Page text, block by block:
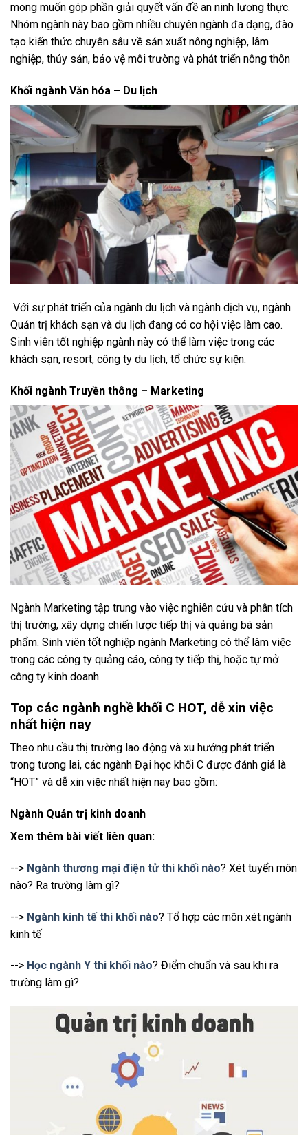
mong muốn góp phần giải quyết vấn đề an ninh lương thực.
Nhóm ngành này bao gồm nhiều chuyên ngành đa dạng, đào
tạo kiến thức chuyên sâu về sản xuất nông nghiệp, lâm
nghiệp, thủy sản, bảo vệ môi trường và phát triển nông thôn
Khối ngành Văn hóa – Du lịch
Với sự phát triển của ngành du lịch và ngành dịch vụ, ngành
Quản trị khách sạn và du lịch đang có cơ hội việc làm cao.
Sinh viên tốt nghiệp ngành này có thể làm việc trong các
khách sạn, resort, công ty du lịch, tổ chức sự kiện.
Khối ngành Truyền thông – Marketing
Ngành Marketing tập trung vào việc nghiên cứu và phân tích
thị trường, xây dựng chiến lược tiếp thị và quảng bá sản
phẩm. Sinh viên tốt nghiệp ngành Marketing có thể làm việc
trong các công ty quảng cáo, công ty tiếp thị, hoặc tự mở
công ty kinh doanh.
Top các ngành nghề khối C HOT, dễ xin việc
nhất hiện nay
Theo nhu cầu thị trường lao động và xu hướng phát triển
trong tương lai, các ngành Đại học khối C được đánh giá là
“HOT” và dễ xin việc nhất hiện nay bao gồm:
Ngành Quản trị kinh doanh
Xem thêm bài viết liên quan:
--> Ngành thương mại điện tử thi khối nào? Xét tuyển môn
nào? Ra trường làm gì?
--> Ngành kinh tế thi khối nào? Tổ hợp các môn xét ngành
kinh tế
--> Học ngành Y thi khối nào? Điểm chuẩn và sau khi ra
trường làm gì?